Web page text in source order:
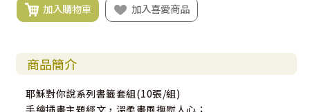
加入購物車 加入喜愛商品
商品簡介
耶穌對你說系列書籤套組(10張/組)